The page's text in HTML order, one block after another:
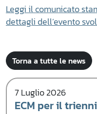
Leggi il comunicato
dettagli dell’evento
Torna a tutte le news
7 Luglio 2026
ECM per il